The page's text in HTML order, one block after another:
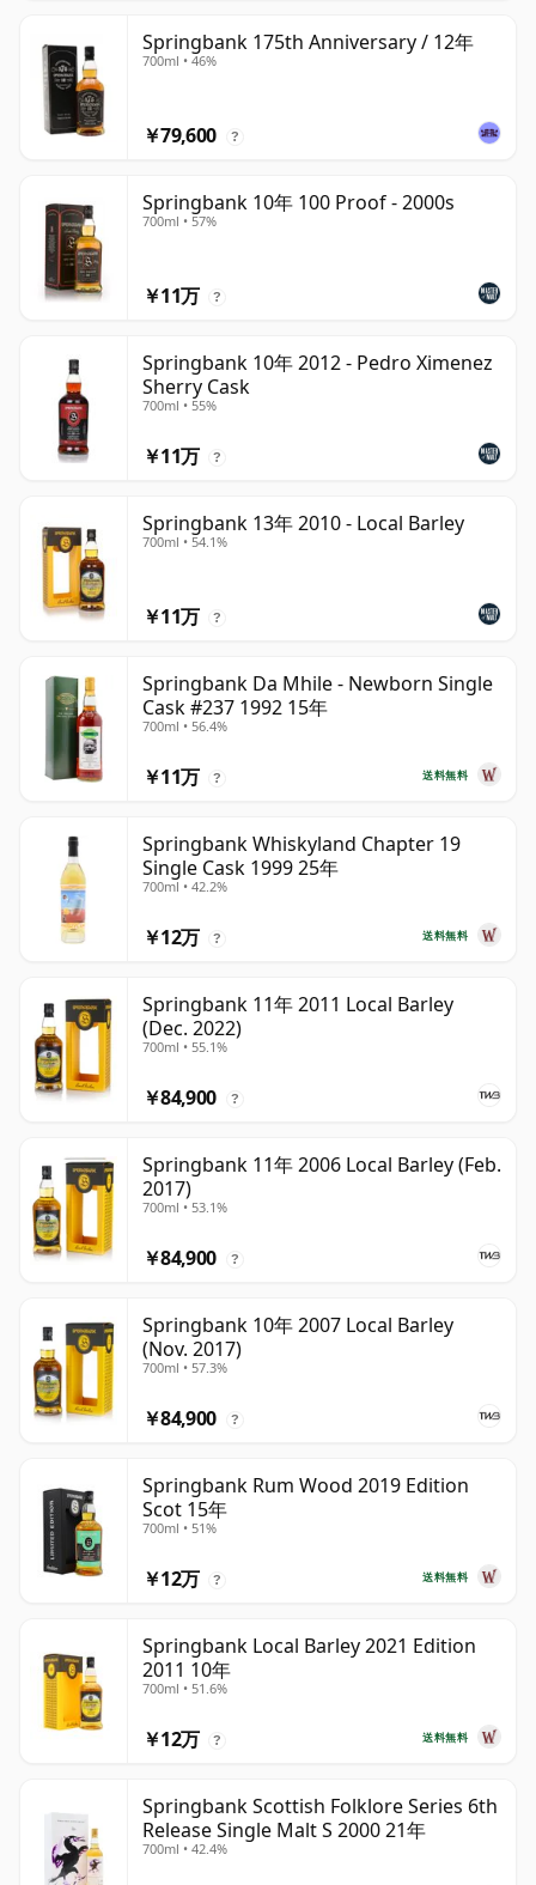
Springbank 175th Anniversary / 12年
700ml • 46%
￥79,600 ?
Springbank 10年 100 Proof - 2000s
700ml • 57%
￥11万 ?
Springbank 10年 2012 - Pedro Ximenez
Sherry Cask
700ml • 55%
￥11万 ?
Springbank 13年 2010 - Local Barley
700ml • 54.1%
￥11万 ?
Springbank Da Mhile - Newborn Single
Cask #237 1992 15年
700ml • 56.4%
送料無料
￥11万 ?
Springbank Whiskyland Chapter 19
Single Cask 1999 25年
700ml • 42.2%
送料無料
￥12万 ?
Springbank 11年 2011 Local Barley
(Dec. 2022)
700ml • 55.1%
￥84,900 ?
Springbank 11年 2006 Local Barley (Feb.
2017)
700ml • 53.1%
￥84,900 ?
Springbank 10年 2007 Local Barley
(Nov. 2017)
700ml • 57.3%
￥84,900 ?
Springbank Rum Wood 2019 Edition
Scot 15年
700ml • 51%
送料無料
￥12万 ?
Springbank Local Barley 2021 Edition
2011 10年
700ml • 51.6%
送料無料
￥12万 ?
Springbank Scottish Folklore Series 6th
Release Single Malt S 2000 21年
700ml • 42.4%